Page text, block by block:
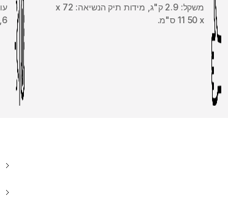
משקל: 2.9 ק"ג, מידות תיק הנשיאה: 72 x
50 x ‏11 ס"מ.